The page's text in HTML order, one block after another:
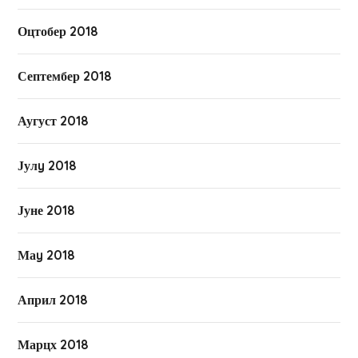
Оцтобер 2018
Септембер 2018
Аугуст 2018
Јулy 2018
Јуне 2018
Маy 2018
Април 2018
Марцх 2018